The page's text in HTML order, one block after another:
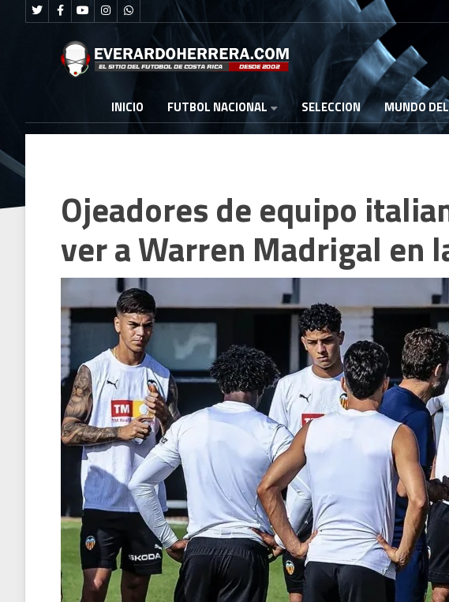
INICIO FUTBOL NACIONAL SELECCION MUNDO
Ojeadores de equipo
ver a Warren Madrigal en